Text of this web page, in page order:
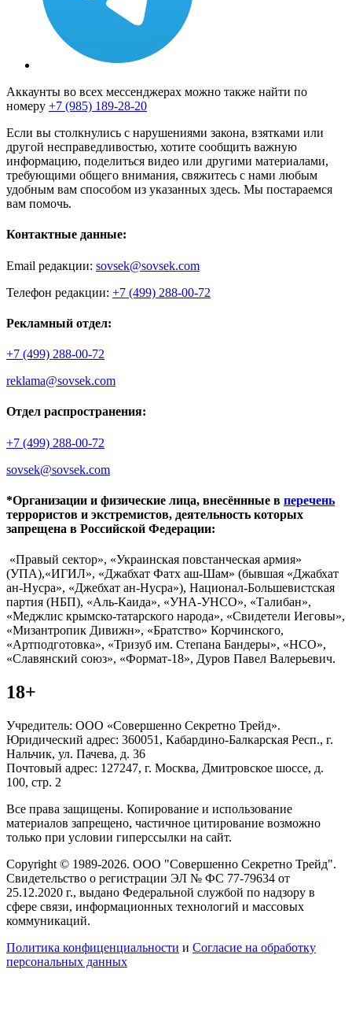
Аккаунты во всех мессенджерах можно также найти по
номеру +7 (985) 189-28-20
Если вы столкнулись с нарушениями закона, взятками или
другой несправедливостью, хотите сообщить важную
информацию, поделиться видео или другими материалами,
требующими общего внимания, свяжитесь с нами любым
удобным вам способом из указанных здесь. Мы постараемся
вам помочь.
Контактные данные:
Email редакции: sovsek@sovsek.com
Телефон редакции: +7 (499) 288-00-72
Рекламный отдел:
+7 (499) 288-00-72
reklama@sovsek.com
Отдел распространения:
+7 (499) 288-00-72
sovsek@sovsek.com
*Организации и физические лица, внесённные в перечень
террористов и экстремистов, деятельность которых
запрещена в Российской Федерации:
«Правый сектор», «Украинская повстанческая армия»
(УПА),«ИГИЛ», «Джабхат Фатх аш-Шам» (бывшая «Джабхат
ан-Нусра», «Джебхат ан-Нусра»), Национал-Большевистская
партия (НБП), «Аль-Каида», «УНА-УНСО», «Талибан»,
«Меджлис крымско-татарского народа», «Свидетели Иеговы»,
«Мизантропик Дивижн», «Братство» Корчинского,
«Артподготовка», «Тризуб им. Степана Бандеры», «НСО»,
«Славянский союз», «Формат-18», Дуров Павел Валерьевич.
18+
Учредитель: ООО «Совершенно Секретно Трейд».
Юридический адрес: 360051, Кабардино-Балкарская Респ., г.
Нальчик, ул. Пачева, д. 36
Почтовый адрес: 127247, г. Москва, Дмитровское шоссе, д.
100, стр. 2
Все права защищены. Копирование и использование
материалов запрещено, частичное цитирование возможно
только при условии гиперссылки на сайт.
Copyright © 1989-2026. ООО "Совершенно Секретно Трейд".
Свидетельство о регистрации ЭЛ № ФС 77-79634 от
25.12.2020 г., выдано Федеральной службой по надзору в
сфере связи, информационных технологий и массовых
коммуникаций.
Политика конфиценциальности и Согласие на обработку
персональных данных